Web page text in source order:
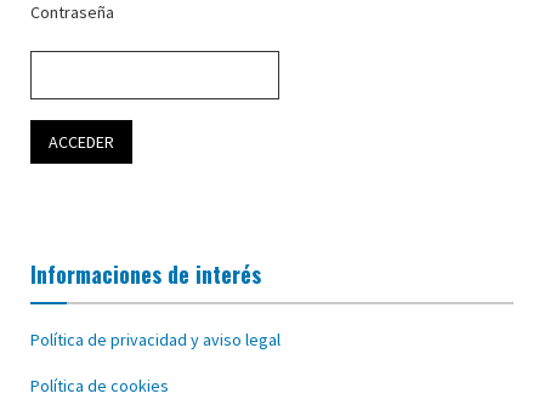
Contraseña
Informaciones de interés
Política de privacidad y aviso legal
Política de cookies